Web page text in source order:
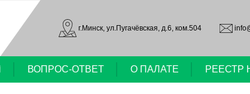
г.Минск, ул.Пугачёвская, д.6, ком.504
ВОПРОС-ОТВЕТ О ПАЛАТЕ РЕЕСТР